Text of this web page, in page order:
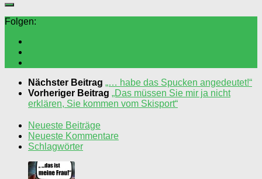
Folgen:
Nächster Beitrag „… habe das Spucken angedeutet!“
Vorheriger Beitrag „Das müssen Sie mir ja nicht
erklären, Sie kommen vom Skisport“
Neueste Beiträge
Neueste Kommentare
Schlagwörter